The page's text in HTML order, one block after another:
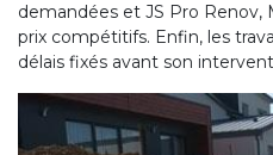
demandées et JS Pro Renov,
prix compétitifs. Enfin, les
délais fixés avant son